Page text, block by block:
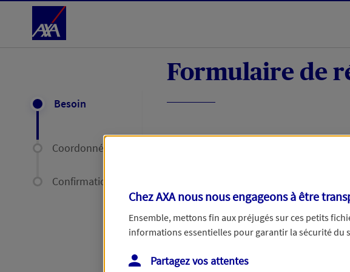
Accéder au Contenu
Besoin
Coordonnées
Confirmation
Formulaire de
60 jours, ou de 35 jours ouvrables
Votre réclamation concerne :
Chez AXA nous nous engageons à être
Ensemble, mettons fin aux préjugés sur ces petits
informations essentielles pour garantir la sécurité du
Partagez vos attentes